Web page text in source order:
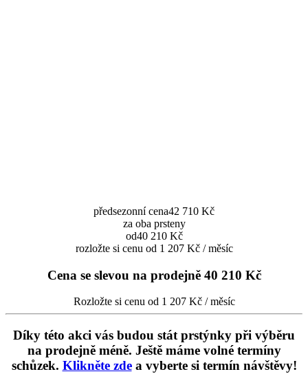
předsezonní cena42 710 Kč
za oba prsteny
od40 210 Kč
rozložte si cenu od 1 207 Kč / měsíc
Cena se slevou na prodejně 40 210 Kč
Rozložte si cenu od 1 207 Kč / měsíc
Díky této akci vás budou stát prstýnky při výběru
na prodejně méně. Ještě máme volné termíny
schůzek. Klikněte zdea vyberte si termín návštěvy!